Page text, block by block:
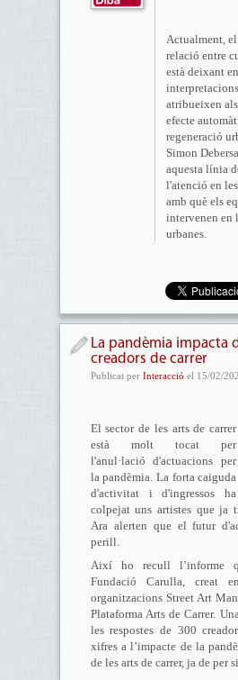
Actualment,
relació entre
està deixant
atribueixen
efecte
regeneració
Simon
aquesta línia
l'atenció en
amb què els
intervenen en
urbanes.
La pandèmia impacta
creadors de carrer
Publicat per Interacció el 15/02/
El sector de les arts de carrer
està molt tocat per
l'anul·lació d'actuacions per
la pandèmia. La forta caiguda
d'activitat i d'ingressos ha
colpejat uns artistes que ja
Ara alerten que el futur
perill.
Així ho recull l’informe
Fundació Carulla, creat
organitzacions Street Art
Plataforma Arts de Carrer.
les respostes de 300
xifres a l’impacte de la
de les arts de carrer, ja de per